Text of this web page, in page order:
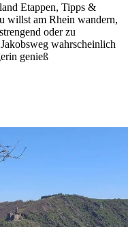
Etappen, Tipps &
willst am Rhein wandern,
oder zu
wahrscheinlich
genieß